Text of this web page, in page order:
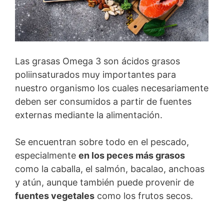
Las grasas Omega 3 son ácidos grasos
poliinsaturados muy importantes para
nuestro organismo los cuales necesariamente
deben ser consumidos a partir de fuentes
externas mediante la alimentación.
Se encuentran sobre todo en el pescado,
especialmente en los peces más grasos
como la caballa, el salmón, bacalao, anchoas
y atún, aunque también puede provenir de
fuentes vegetales como los frutos secos.